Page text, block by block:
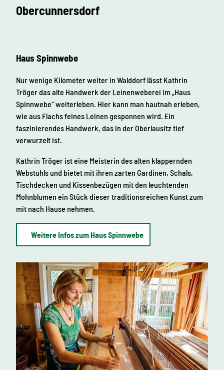
Obercunnersdorf
Haus Spinnwebe
Nur wenige Kilometer weiter in Walddorf lässt Kathrin
Tröger das alte Handwerk der Leinenweberei im „Haus
Spinnwebe“ weiterleben. Hier kann man hautnah erleben,
wie aus Flachs feines Leinen gesponnen wird. Ein
faszinierendes Handwerk, das in der Oberlausitz tief
verwurzelt ist.
Kathrin Tröger ist eine Meisterin des alten klappernden
Webstuhls und bietet mit ihren zarten Gardinen, Schals,
Tischdecken und Kissenbezügen mit den leuchtenden
Mohnblumen ein Stück dieser traditionsreichen Kunst zum
mit nach Hause nehmen.
Weitere Infos zum Haus Spinnwebe